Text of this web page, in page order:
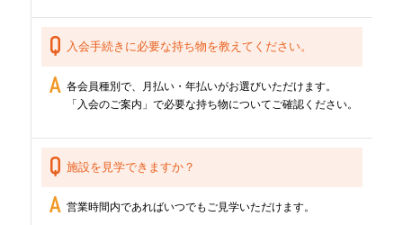
入会手続きに必要な持ち物を教えてください。
各会員種別で、月払い・年払いがお選びいただけます。
「入会のご案内」で必要な持ち物についてご確認ください。
施設を見学できますか？
営業時間内であればいつでもご見学いただけます。